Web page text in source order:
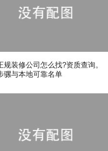
规装修公司怎么找?资质查询。
骡与本地可靠名单